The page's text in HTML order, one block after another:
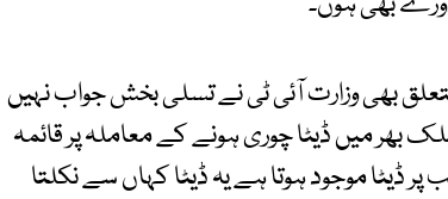
بھی وزارت آئی ٹی نے تسلی بخش جواب نہیں
میں ڈیٹا چوری ہونے کے معاملہ پر قائمہ
ڈیٹا موجود ہوتا ہے یہ ڈیٹا کہاں سے نکلتا